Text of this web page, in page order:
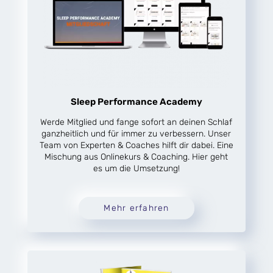
Sleep Performance Academy
Werde Mitglied und fange sofort an deinen Schlaf
ganzheitlich und für immer zu verbessern. Unser
Team von Experten & Coaches hilft dir dabei. Eine
Mischung aus Onlinekurs & Coaching. Hier geht
es um die Umsetzung!
Mehr erfahren